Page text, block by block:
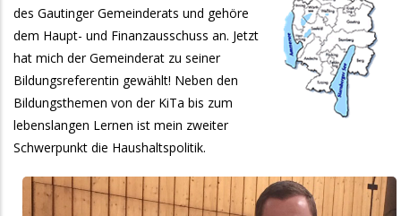
des Gautinger Gemeinderats und gehöre
dem Haupt- und Finanzausschuss an. Jetzt
hat mich der Gemeinderat zu seiner
Bildungsreferentin gewählt! Neben den
Bildungsthemen von der KiTa bis zum
lebenslangen Lernen ist mein zweiter
Schwerpunkt die Haushaltspolitik.